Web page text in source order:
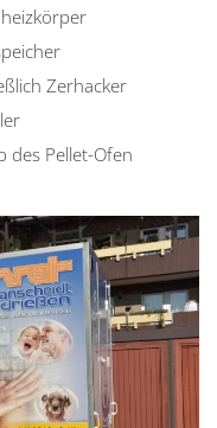
Zerhacker
des Pellet-Ofen